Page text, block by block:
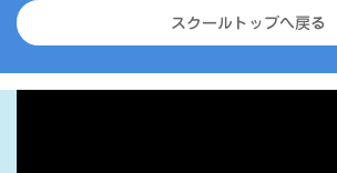
スクールトップへ戻る